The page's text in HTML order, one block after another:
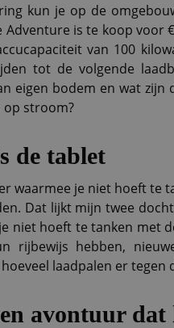
kun je op de
Adventure is te koop voor
van 100
tot de volgende
eigen bodem en wat
op stroom?
de tablet
waarmee je niet hoeft te
Dat lijkt mijn twee
niet hoeft te tanken met
rijbewijs hebben,
laadpalen er tegen
avontuur dat